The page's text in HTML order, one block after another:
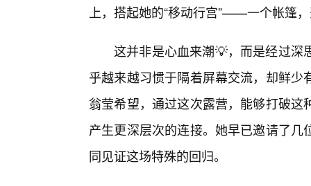
上，搭起她的“移动行宫”——一个帐篷
这并非是心血来潮💡，而是经过深
乎越来越习惯于隔着屏幕交流，却鲜
翁莹希望，通过这次露营，能够打破
产生更深层次的连接。她早已邀请了
同见证这场特殊的回归。